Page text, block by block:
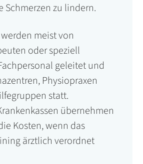
Schmerzen zu lindern.
meist von
oder speziell
geleitet und
Physiopraxen
statt.
übernehmen
Kosten, wenn das
ärztlich verordnet